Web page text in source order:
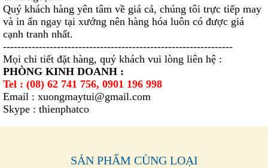
Quý khách hàng yên tâm về giá cả, chúng tôi trực tiếp may
và in ấn ngay tại xưởng nên hàng hóa luôn có được giá
cạnh tranh nhất.
----------------------------------------------------------------
Mọi chi tiết đặt hàng, quý khách vui lòng liên hệ :
PHÒNG KINH DOANH :
Tel : (08) 62 741 756, 0901 196 998
Email : xuongmaytui@gmail.com
Skype : thienphatco
SẢN PHẨM CÙNG LOẠI